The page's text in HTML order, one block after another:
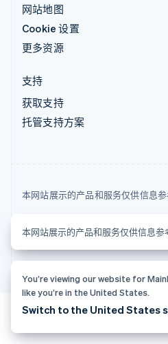
网站地图
Cookie 设置
更多资源
支持
获取支持
托管支持方案
本网站展示的产品和服务仅供信息
© 2026 Stripe, LLC
本网站展示的产品和服务仅供信息
You’re viewing our website for
like you’re in the United States.
Switch to the United States